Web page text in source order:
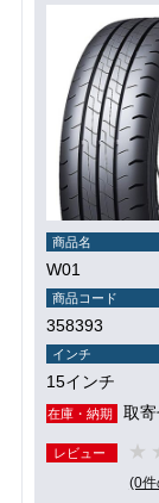
商品名
W01
商品コード
358393
インチ
15インチ
在庫・納期 取
レビュー
(0